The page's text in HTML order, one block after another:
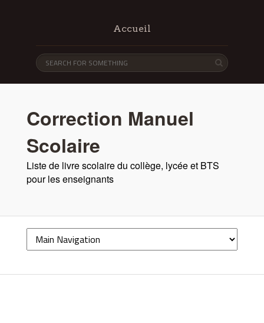
Accueil
Correction Manuel
Scolaire
Liste de livre scolaire du collège, lycée et BTS
pour les enseignants